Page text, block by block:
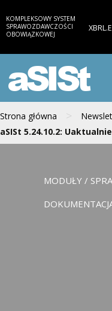
KOMPLEKSOWY SYSTEM
SPRAWOZDAWCZOŚCI
OBOWIĄZKOWEJ
aSISt
Strona główna >
aSISt 5.24.10.2:
MODUŁY /